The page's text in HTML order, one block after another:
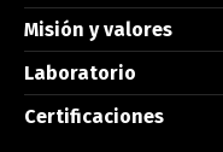
Misión y valores
Laboratorio
Certificaciones